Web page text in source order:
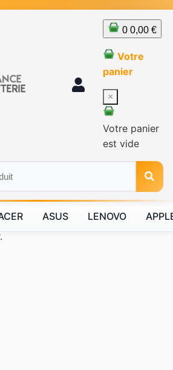
0 0,00 €
Votre
panier
×
Votre panier
est vide
ASUS LENOVO
n'est plus disponible à la vente.